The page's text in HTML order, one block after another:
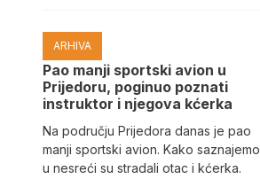
ARHIVA
Pao manji sportski avion u
Prijedoru, poginuo poznati
instruktor i njegova kćerka
Na području Prijedora danas je pao
manji sportski avion. Kako saznajemo
u nesreći su stradali otac i kćerka.